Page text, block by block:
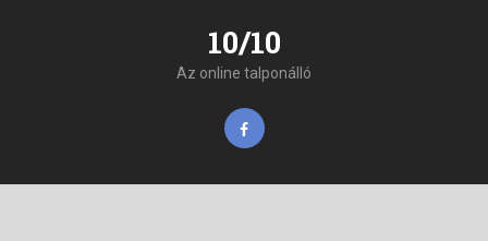
10/10
Az online talponálló